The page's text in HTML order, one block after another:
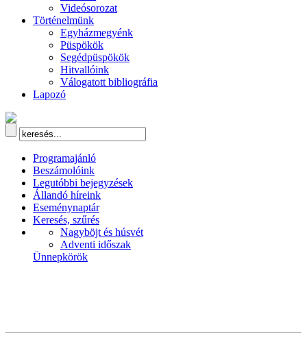
Videósorozat
Történelmünk
Egyházmegyénk
Püspökök
Segédpüspökök
Hitvallóink
Válogatott bibliográfia
Lapozó
Programajánló
Beszámolóink
Legutóbbi bejegyzések
Állandó híreink
Eseménynaptár
Keresés, szűrés
Nagyböjt és húsvét
Adventi időszak
Ünnepkörök